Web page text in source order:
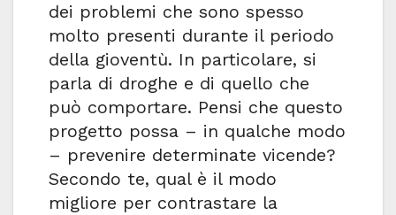
dei problemi che sono spesso
molto presenti durante il periodo
della gioventù. In particolare, si
parla di droghe e di quello che
può comportare. Pensi che questo
progetto possa – in qualche modo
– prevenire determinate vicende?
Secondo te, qual è il modo
migliore per contrastare la